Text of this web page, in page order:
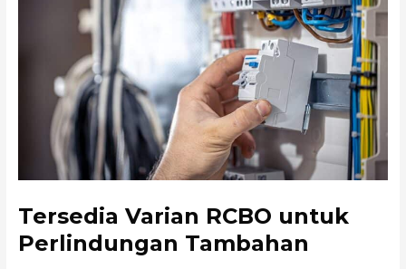
Tersedia Varian RCBO untuk
Perlindungan Tambahan